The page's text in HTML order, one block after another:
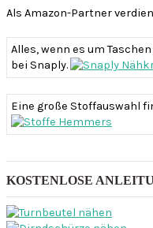
Als Amazon-Partner
Alles, wenn es um
bei Snaply.
Eine große Stoffauswahl
KOSTENLOSE